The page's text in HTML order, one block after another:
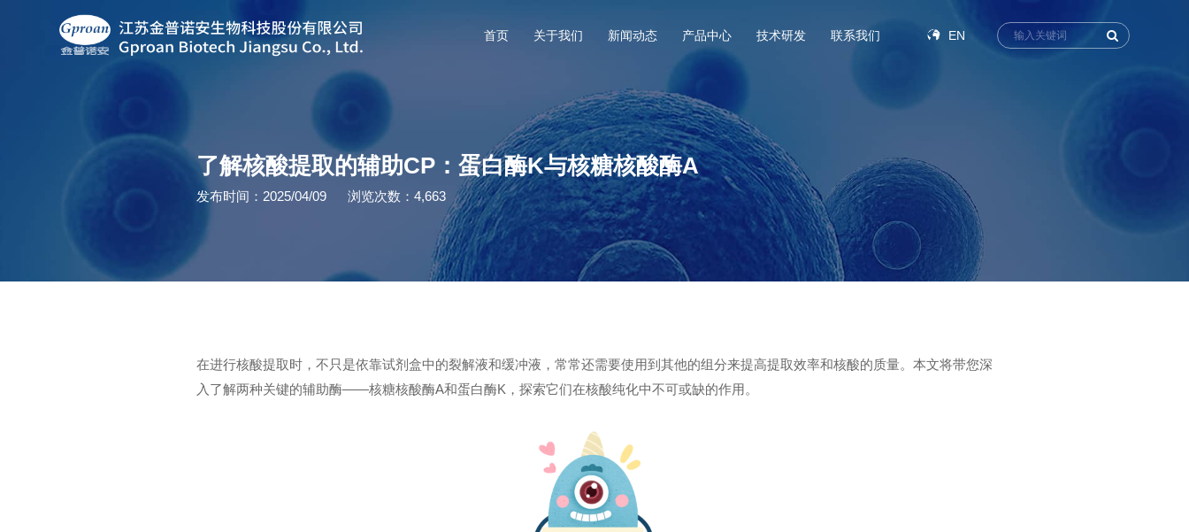
首页 关于我们 新闻动态 产品中心 技术研发 联系我们 EN
了解核酸提取的辅助CP：蛋白酶K与核糖核酸酶A
发布时间：2025/04/09 浏览次数：4,663
在进行核酸提取时，不只是依靠试剂盒中的裂解液和缓冲液，常常还需要使用到其他的组分来提高提取效率和核酸的质量。本文将带您深
入了解两种关键的辅助酶——核糖核酸酶A和蛋白酶K，探索它们在核酸纯化中不可或缺的作用。